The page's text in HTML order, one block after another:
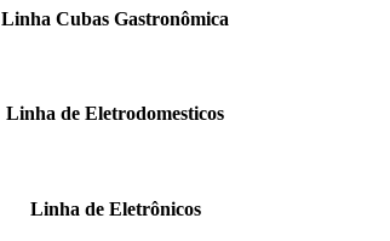
Linha Cubas Gastronômica
Linha de Eletrodomesticos
Linha de Eletrônicos